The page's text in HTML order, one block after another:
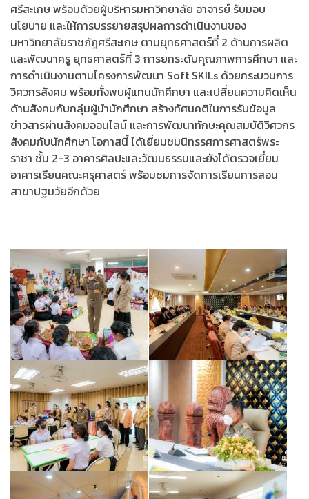
ศรีสะเกษ พร้อมด้วยผู้บริหารมหาวิทยาลัย อาจารย์ รับมอบ
นโยบาย และให้การบรรยายสรุปผลการดำเนินงานของ
มหาวิทยาลัยราชภัฎศรีสะเกษ ตามยุทธศาสตร์ที่ 2 ด้านการผลิต
และพัฒนาครู ยุทธศาสตร์ที่ 3 การยกระดับคุณภาพการศึกษา และ
การดำเนินงานตามโครงการพัฒนา Soft SKILs ด้วยกระบวนการ
วิศวกรสังคม พร้อมทั้งพบผู้แทนนักศึกษา และเปลี่ยนความคิดเห็น
ด้านสังคมกับกลุ่มผู้นำนักศึกษา สร้างทัศนคติในการรับข้อมูล
ข่าวสารผ่านสังคมออนไลน์ และการพัฒนาทักษะคุณสมบัติวิศวกร
สังคมกับนักศึกษา โอกาสนี้ ได้เยี่ยมชมนิทรรศการศาสตร์พระ
ราชา ชั้น 2-3 อาคารศิลปะและวัฒนธรรมและยังได้ตรวจเยี่ยม
อาคารเรียนคณะครุศาสตร์ พร้อมชมการจัดการเรียนการสอน
สาขาปฐมวัยอีกด้วย